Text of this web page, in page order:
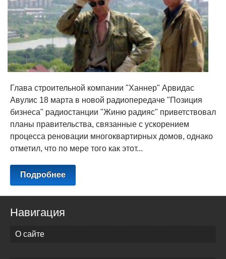
Глава строительной компании "Ханнер" Арвидас
Авулис 18 марта в новой радиопередаче "Позиция
бизнеса" радиостанции "Жиню радияс" приветствовал
планы правительства, связанные с ускорением
процесса реновации многоквартирных домов, однако
отметил, что по мере того как этот...
Подробнее
Навигация
О сайте